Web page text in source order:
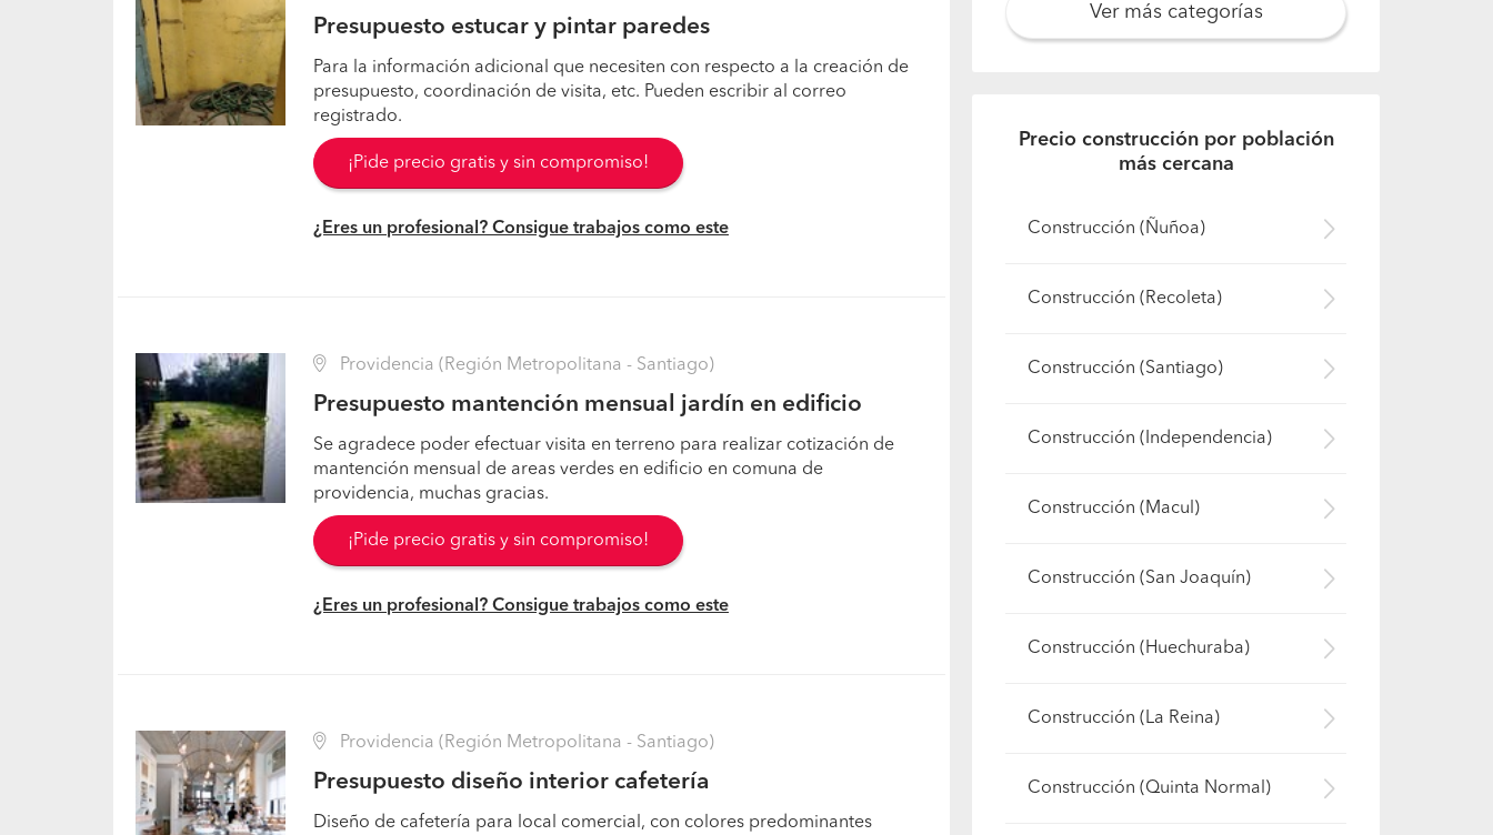
Presupuesto estucar y pintar paredes
Para la información adicional que necesiten con respecto a la creación de
presupuesto, coordinación de visita, etc. Pueden escribir al correo
registrado.
¡Pide precio gratis y sin compromiso!
¿Eres un profesional? Consigue trabajos como este
Providencia (Región Metropolitana - Santiago)
Presupuesto mantención mensual jardín en edificio
Se agradece poder efectuar visita en terreno para realizar cotización de
mantención mensual de areas verdes en edificio en comuna de
providencia, muchas gracias.
¡Pide precio gratis y sin compromiso!
¿Eres un profesional? Consigue trabajos como este
Providencia (Región Metropolitana - Santiago)
Presupuesto diseño interior cafetería
Diseño de cafetería para local comercial, con colores predominantes
Ver más categorías
Precio construcción por población
más cercana
Construcción (Ñuñoa)
Construcción (Recoleta)
Construcción (Santiago)
Construcción (Independencia)
Construcción (Macul)
Construcción (San Joaquín)
Construcción (Huechuraba)
Construcción (La Reina)
Construcción (Quinta Normal)